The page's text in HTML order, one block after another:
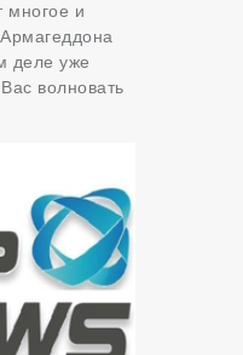
многое и
деле уже
волновать